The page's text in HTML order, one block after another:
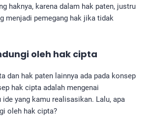
haknya, karena dalam hak paten, justru
menjadi pemegang hak jika tidak
oleh hak cipta
dan hak paten lainnya ada pada konsep
hak cipta adalah mengenai
ide yang kamu realisasikan. Lalu, apa
oleh hak cipta?